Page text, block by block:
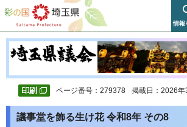
彩の国 埼玉県
情報
ページ番号：279378 掲載日：2026年
議事堂を飾る生け花 令和8年 その8